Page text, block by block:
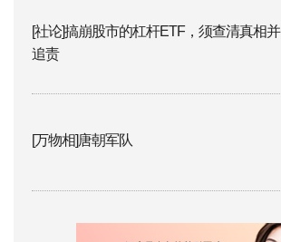
[社论]搞崩股市的杠杆ETF，须查清真相并
追责
[万物相]唐朝军队